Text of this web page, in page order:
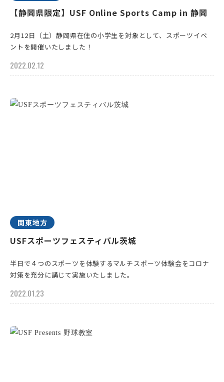
【静岡県限定】USF Online Sports Camp in 静岡
2月12日（土）静岡県在住の小学生を対象として、スポーツイベ
ントを開催いたしました！
2022.02.12
関東地方
USFスポーツフェスティバル茨城
半日で４つのスポーツを体験するマルチスポーツ体験会をコロナ
対策を充分に講じて実施いたしました。
2022.01.23